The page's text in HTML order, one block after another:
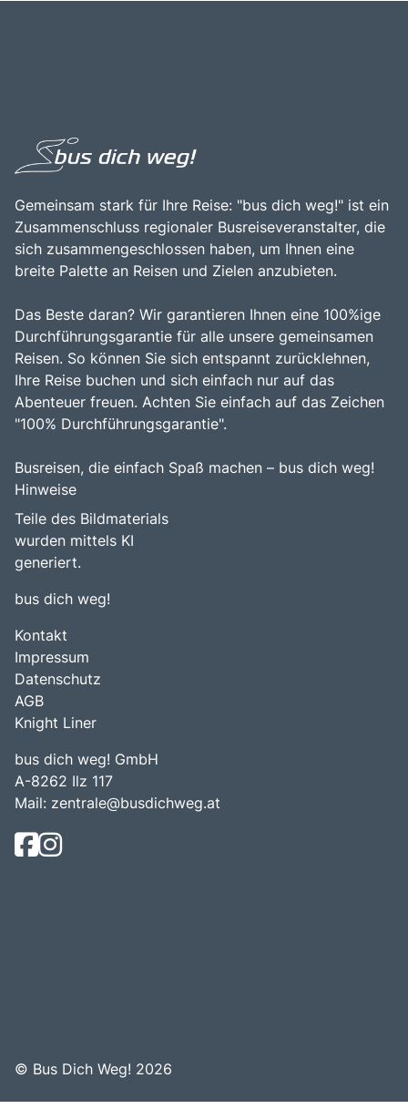
Gemeinsam stark für Ihre Reise: "bus dich weg!" ist ein
Zusammenschluss regionaler Busreiseveranstalter, die
sich zusammengeschlossen haben, um Ihnen eine
breite Palette an Reisen und Zielen anzubieten.
Das Beste daran? Wir garantieren Ihnen eine 100%ige
Durchführungsgarantie für alle unsere gemeinsamen
Reisen. So können Sie sich entspannt zurücklehnen,
Ihre Reise buchen und sich einfach nur auf das
Abenteuer freuen. Achten Sie einfach auf das Zeichen
"100% Durchführungsgarantie".
Busreisen, die einfach Spaß machen – bus dich weg!
Hinweise
Teile des Bildmaterials
wurden mittels KI
generiert.
bus dich weg!
Kontakt
Impressum
Datenschutz
AGB
Knight Liner
bus dich weg! GmbH
A-8262 Ilz 117
Mail: zentrale@busdichweg.at
© Bus Dich Weg! 2026